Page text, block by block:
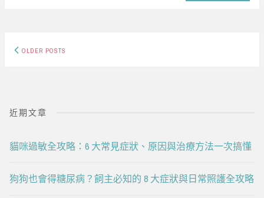
Posts
OLDER POSTS
近期文章
貓咪過敏全攻略：6 大常見症狀、原因與治療方法一次搞懂
狗狗也會得糖尿病？飼主必知的 8 大症狀與日常照護全攻略